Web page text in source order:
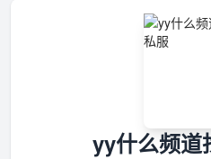
yy什么频道